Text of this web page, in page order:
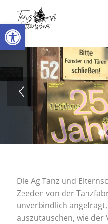
Werkzeugleiste öffnen
Die Ag Tanz und
Zeeden von der
unverbindlich
auszutauschen, wie